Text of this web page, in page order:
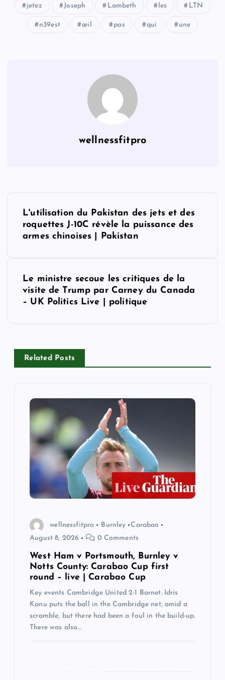
jetez Joseph Lambeth les LTN
n39est œil pas qui une
wellnessfitpro
v
L'utilisation du Pakistan des jets et des
roquettes J-10C révèle la puissance des
armes chinoises | Pakistan
Le ministre secoue les critiques de la
visite de Trump par Carney du Canada
– UK Politics Live | politique
Related Posts
wellnessfitpro Burnley
Carabao
August 8, 2026
0 Comments
West Ham v Portsmouth, Burnley v
Notts County: Carabao Cup first
round – live | Carabao Cup
Key events Cambridge United 2-1 Barnet. Idris
Kanu puts the ball in the Cambridge net, amid a
scramble, but there had been a foul in the build-up.
There was also…